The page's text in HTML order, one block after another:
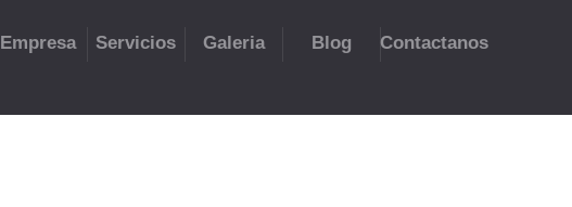
Empresa Servicios Galeria Blog Contactanos